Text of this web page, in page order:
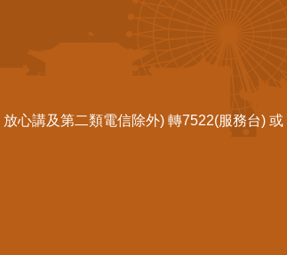
心講及第二類電信除外) 轉7522(服務台)